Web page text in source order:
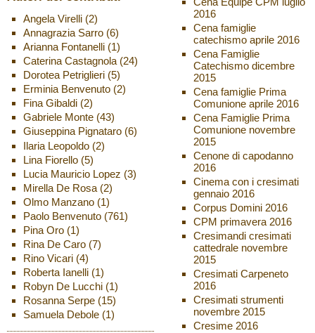
Angela Virelli(2)
Annagrazia Sarro(6)
Arianna Fontanelli(1)
Caterina Castagnola(24)
Dorotea Petriglieri(5)
Erminia Benvenuto(2)
Fina Gibaldi(2)
Gabriele Monte(43)
Giuseppina Pignataro(6)
Ilaria Leopoldo(2)
Lina Fiorello(5)
Lucia Mauricio Lopez (3)
Mirella De Rosa(2)
Olmo Manzano(1)
Paolo Benvenuto(761)
Pina Oro(1)
Rina De Caro(7)
Rino Vicari(4)
Roberta Ianelli(1)
Robyn De Lucchi(1)
Rosanna Serpe(15)
Samuela Debole(1)
2016
Cena famiglie
catechismo aprile 2016
Cena Famiglie
Catechismo dicembre
2015
Cena famiglie Prima
Comunione aprile 2016
Cena Famiglie Prima
Comunione novembre
2015
Cenone di capodanno
2016
Cinema con i cresimati
gennaio 2016
Corpus Domini 2016
CPM primavera 2016
Cresimandi cresimati
cattedrale novembre
2015
Cresimati Carpeneto
2016
Cresimati strumenti
novembre 2015
Cresime 2016